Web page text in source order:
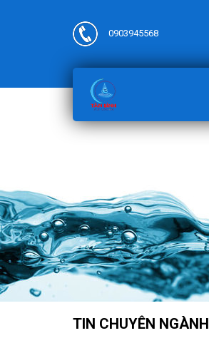
0903945568
TIN CHUYÊN NGÀNH